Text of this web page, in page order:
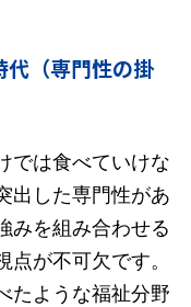
代（専門性の掛
では食べていけな
出した専門性があ
みを組み合わせる
が不可欠です。
たような福祉分野